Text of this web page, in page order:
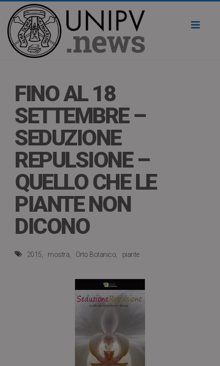
FINO AL 18
SETTEMBRE –
SEDUZIONE
REPULSIONE –
QUELLO CHE LE
PIANTE NON
DICONO
2015 mostra Orto Botanico piante